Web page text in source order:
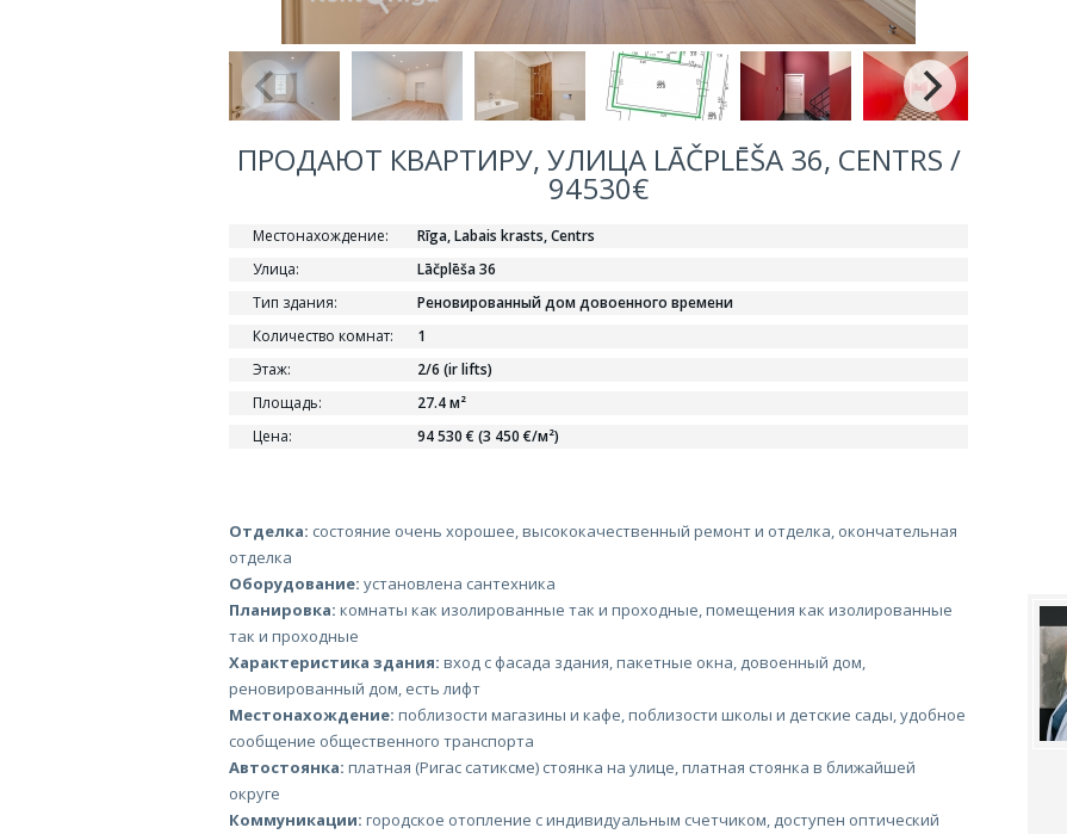
ПРОДАЮТ КВАРТИРУ, УЛИЦА LĀČPLĒŠA 36, CENTRS /
94530€
Местонахождение:
Rīga, Labais krasts, Centrs
Улица:
Lāčplēša 36
Тип здания:
Реновированный дом довоенного времени
Количество комнат:
1
Этаж:
2/6 (ir lifts)
Площадь:
27.4 м²
Цена:
94 530 € (3 450 €/м²)
Отделка: состояние очень хорошее, высококачественный ремонт и отделка, окончательная
отделка
Оборудование: установлена сантехника
Планировка: комнаты как изолированные так и проходные, помещения как изолированные
так и проходные
Характеристика здания: вход с фасада здания, пакетные окна, довоенный дом,
реновированный дом, есть лифт
Местонахождение: поблизости магазины и кафе, поблизости школы и детские сады, удобное
сообщение общественного транспорта
Автостоянка: платная (Ригас сатиксме) стоянка на улице, платная стоянка в ближайшей
округе
Коммуникации: городское отопление с индивидуальным счетчиком, доступен оптический